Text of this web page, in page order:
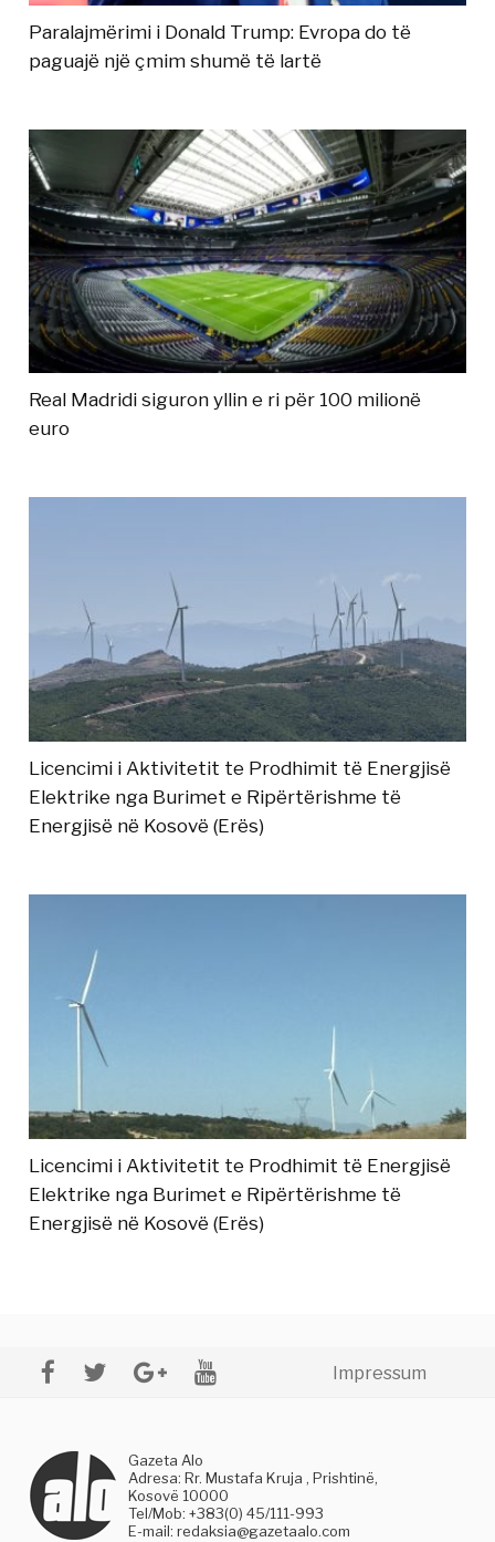
Paralajmërimi i Donald Trump: Evropa do të
paguajë një çmim shumë të lartë
Real Madridi siguron yllin e ri për 100 milionë
euro
Licencimi i Aktivitetit te Prodhimit të Energjisë
Elektrike nga Burimet e Ripërtërishme të
Energjisë në Kosovë (Erës)
Licencimi i Aktivitetit te Prodhimit të Energjisë
Elektrike nga Burimet e Ripërtërishme të
Energjisë në Kosovë (Erës)
Impressum
Gazeta Alo
Adresa: Rr. Mustafa Kruja , Prishtinë,
Kosovë 10000
Tel/Mob: +383(0) 45/111-993
E-mail:redaksia@gazetaalo.com